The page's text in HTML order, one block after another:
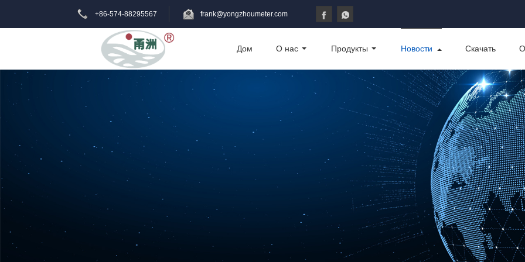
+86-574-88295567 frank@yongzhoumeter.com
Дом О нас Продукты Новости Скачать